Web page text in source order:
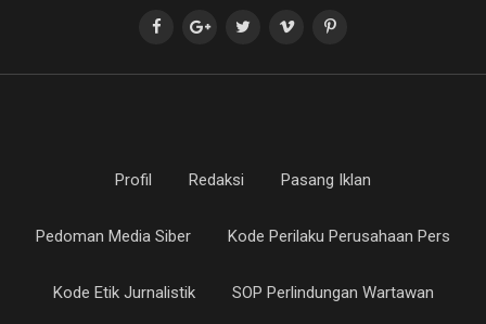
Profil Redaksi Pasang Iklan
Pedoman Media Siber Kode Perilaku Perusahaan Pers
Kode Etik Jurnalistik SOP Perlindungan Wartawan